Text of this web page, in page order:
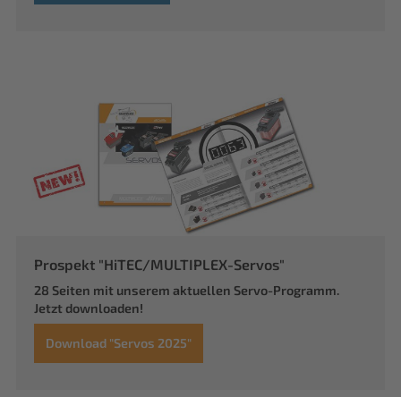
Prospekt "HiTEC/MULTIPLEX-Servos"
28 Seiten mit unserem aktuellen Servo-Programm.
Jetzt downloaden!
Download "Servos 2025"